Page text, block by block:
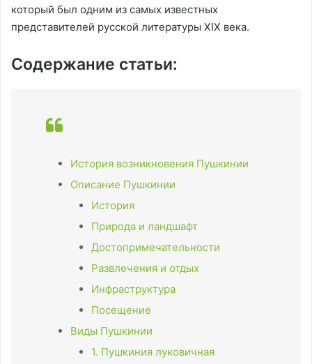
который был одним из самых известных
представителей русской литературы XIX века.
Содержание статьи:
История возникновения Пушкинии
Описание Пушкинии
История
Природа и ландшафт
Достопримечательности
Развлечения и отдых
Инфраструктура
Посещение
Виды Пушкинии
1. Пушкиния луковичная